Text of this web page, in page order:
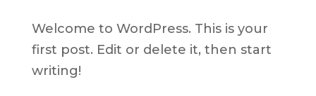
Welcome to WordPress. This is your
first post. Edit or delete it, then start
writing!